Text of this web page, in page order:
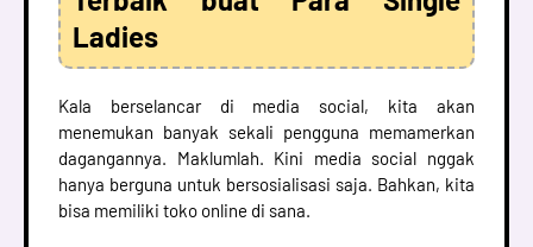
Ladies
Kala berselancar di media social, kita akan
menemukan banyak sekali pengguna memamerkan
dagangannya. Maklumlah. Kini media social nggak
hanya berguna untuk bersosialisasi saja. Bahkan, kita
bisa memiliki toko online di sana.